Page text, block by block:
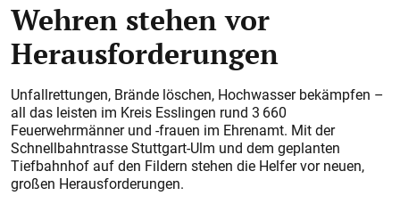
Wehren stehen vor
Herausforderungen
Unfallrettungen, Brände löschen, Hochwasser bekämpfen –
all das leisten im Kreis Esslingen rund 3 660
Feuerwehrmänner und -frauen im Ehrenamt. Mit der
Schnellbahntrasse Stuttgart-Ulm und dem geplanten
Tiefbahnhof auf den Fildern stehen die Helfer vor neuen,
großen Herausforderungen.